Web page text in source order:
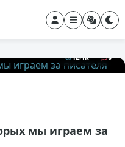
12,1к 0
мы играем за